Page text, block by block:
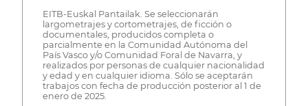
EITB-Euskal Pantailak. Se seleccionarán
largometrajes y cortometrajes, de ficción o
documentales, producidos completa o
parcialmente en la Comunidad Autónoma del
País Vasco y/o Comunidad Foral de Navarra, y
realizados por personas de cualquier nacionalidad
y edad y en cualquier idioma. Sólo se aceptarán
trabajos con fecha de producción posterior al 1 de
enero de 2025.